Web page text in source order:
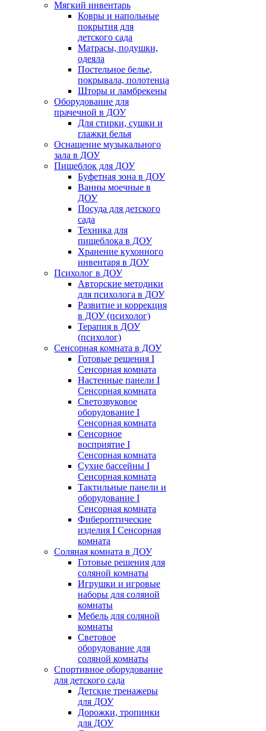
Мягкий инвентарь
Ковры и напольные
покрытия для
детского сада
Матрасы, подушки,
одеяла
Постельное белье,
покрывала, полотенца
Шторы и ламбрекены
Оборудование для
прачечной в ДОУ
Для стирки, сушки и
глажки белья
Оснащение музыкального
зала в ДОУ
Пищеблок для ДОУ
Буфетная зона в ДОУ
Ванны моечные в
ДОУ
Посуда для детского
сада
Техника для
пищеблока в ДОУ
Хранение кухонного
инвентаря в ДОУ
Психолог в ДОУ
Авторские методики
для психолога в ДОУ
Развитие и коррекция
в ДОУ (психолог)
Терапия в ДОУ
(психолог)
Сенсорная комната в ДОУ
Готовые решения I
Сенсорная комната
Настенные панели I
Сенсорная комната
Светозвуковое
оборудование I
Сенсорная комната
Сенсорное
восприятие I
Сенсорная комната
Сухие бассейны I
Сенсорная комната
Тактильные панели и
оборудование I
Сенсорная комната
Фибероптические
изделия I Сенсорная
комната
Соляная комната в ДОУ
Готовые решения для
соляной комнаты
Игрушки и игровые
наборы для соляной
комнаты
Мебель для соляной
комнаты
Световое
оборудование для
соляной комнаты
Спортивное оборудование
для детского сада
Детские тренажеры
для ДОУ
Дорожки, тропинки
для ДОУ